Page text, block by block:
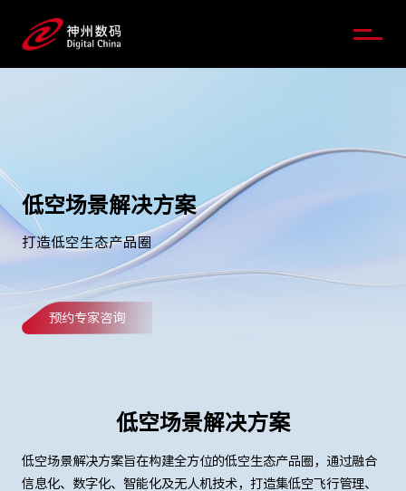
低空场景解决方案
打造低空生态产品圈
预约专家咨询
低空场景解决方案
低空场景解决方案旨在构建全方位的低空生态产品圈，通过融合
信息化、数字化、智能化及无人机技术，打造集低空飞行管理、